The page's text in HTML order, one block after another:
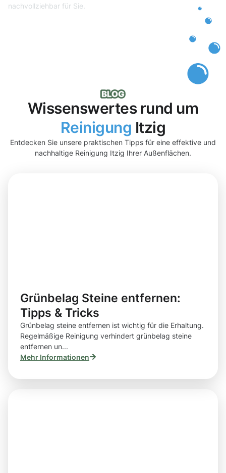
nachvollziehbar für Sie.
Wissenswertes rund um
Reinigung Itzig
Entdecken Sie unsere praktischen Tipps für eine effektive und
nachhaltige Reinigung Itzig Ihrer Außenflächen.
Grünbelag Steine entfernen:
Tipps & Tricks
Grünbelag steine entfernen ist wichtig für die Erhaltung.
Regelmäßige Reinigung verhindert grünbelag steine
entfernen un...
Mehr Informationen